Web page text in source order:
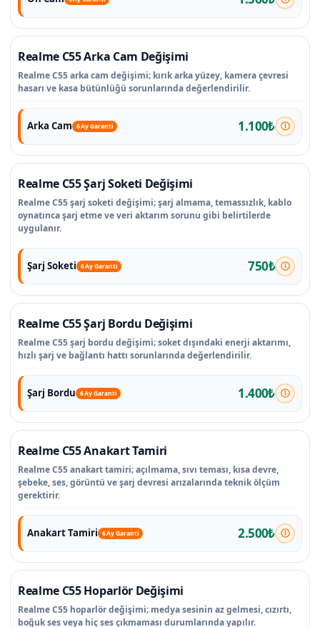
Realme C55 Arka Cam Değişimi
Realme C55 arka cam değişimi; kırık arka yüzey, kamera çevresi
hasarı ve kasa bütünlüğü sorunlarında değerlendirilir.
Arka Cam 6 Ay Garanti 1.100₺
Realme C55 Şarj Soketi Değişimi
Realme C55 şarj soketi değişimi; şarj almama, temassızlık, kablo
oynatınca şarj etme ve veri aktarım sorunu gibi belirtilerde
uygulanır.
Şarj Soketi 6 Ay Garanti 750₺
Realme C55 Şarj Bordu Değişimi
Realme C55 şarj bordu değişimi; soket dışındaki enerji aktarımı,
hızlı şarj ve bağlantı hattı sorunlarında değerlendirilir.
Şarj Bordu 6 Ay Garanti 1.400₺
Realme C55 Anakart Tamiri
Realme C55 anakart tamiri; açılmama, sıvı teması, kısa devre,
şebeke, ses, görüntü ve şarj devresi arızalarında teknik ölçüm
gerektirir.
Anakart Tamiri 6 Ay Garanti 2.500₺
Realme C55 Hoparlör Değişimi
Realme C55 hoparlör değişimi; medya sesinin az gelmesi, cızırtı,
boğuk ses veya hiç ses çıkmaması durumlarında yapılır.